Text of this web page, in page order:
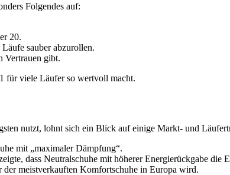
Folgendes auf:
20.
sauber abzurollen.
Vertrauen gibt.
für viele Läufer so wertvoll macht.
nutzt, lohnt sich ein Blick auf einige Markt- und
mit „maximaler Dämpfung“.
dass Neutralschuhe mit höherer Energierückgabe die
der meistverkauften Komfortschuhe in Europa wird.